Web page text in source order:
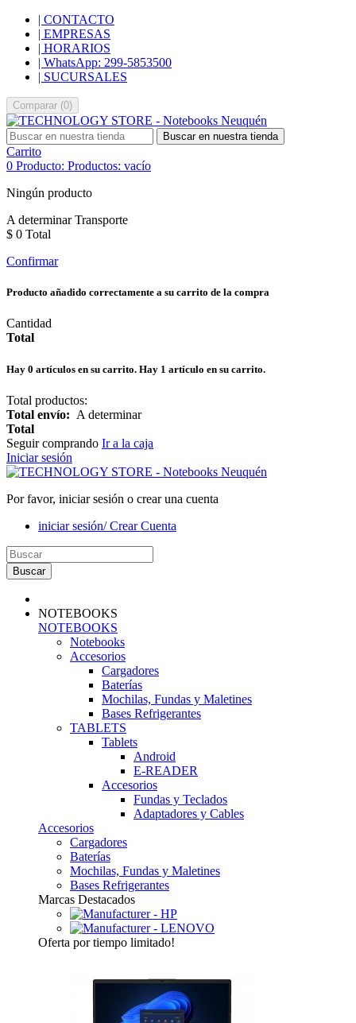
| CONTACTO
| EMPRESAS
| HORARIOS
| WhatsApp: 299-5853500
| SUCURSALES
Comparar (0)
Buscar en nuestra tienda
Carrito
0 Producto: Productos: vacío
Ningún producto
A determinarTransporte
$ 0 Total
Confirmar
Producto añadido correctamente a su carrito de la compra
Cantidad
Total
Hay 0 artículos en su carrito. Hay 1 artículo en su carrito.
Total productos:
Total envío: A determinar
Total
Seguir comprando Ir a la caja
Iniciar sesión
Por favor, iniciar sesión o crear una cuenta
iniciar sesión/ Crear Cuenta
Buscar
NOTEBOOKS
NOTEBOOKS
Notebooks
Accesorios
Cargadores
Baterías
Mochilas, Fundas y Maletines
Bases Refrigerantes
TABLETS
Tablets
Android
E-READER
Accesorios
Fundas y Teclados
Adaptadores y Cables
Accesorios
Cargadores
Baterías
Mochilas, Fundas y Maletines
Bases Refrigerantes
Marcas Destacados
Oferta por tiempo limitado!